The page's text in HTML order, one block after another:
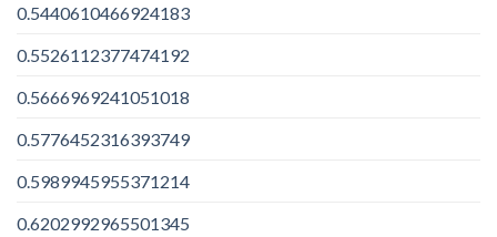
0.5440610466924183
0.5526112377474192
0.5666969241051018
0.5776452316393749
0.5989945955371214
0.6202992965501345